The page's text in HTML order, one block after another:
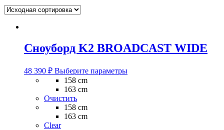
Сноуборд K2 BROADCAST WIDE
48 390 ₽ Выберите параметрыЭтот
158 cm
163 cm
Очистить
158 cm
163 cm
Clear